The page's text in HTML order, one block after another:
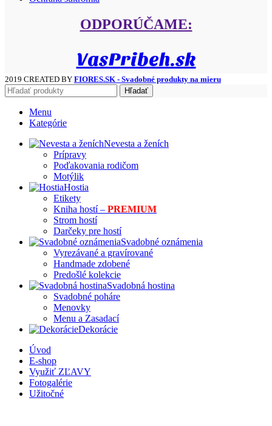
ODPORÚČAME:
VasPribeh.sk
2019 CREATED BY FIORES.SK - Svadobné produkty na mieru
Hľadať
Menu
Kategórie
Nevesta a ženích
Prípravy
Poďakovania rodičom
Motýlik
Hostia
Etikety
Kniha hostí – PREMIUM
Strom hostí
Darčeky pre hostí
Svadobné oznámenia
Vyrezávané a gravírované
Handmade zdobené
Predošlé kolekcie
Svadobná hostina
Svadobné poháre
Menovky
Menu a Zasadací
Dekorácie
Úvod
E-shop
Využiť ZĽAVY
Fotogalérie
Užitočné